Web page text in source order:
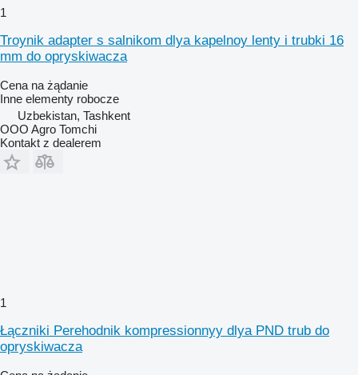
1
Troynik adapter s salnikom dlya kapelnoy lenty i trubki 16
mm do opryskiwacza
Cena na żądanie
Inne elementy robocze
Uzbekistan, Tashkent
OOO Agro Tomchi
Kontakt z dealerem
1
Łączniki Perehodnik kompressionnyy dlya PND trub do
opryskiwacza